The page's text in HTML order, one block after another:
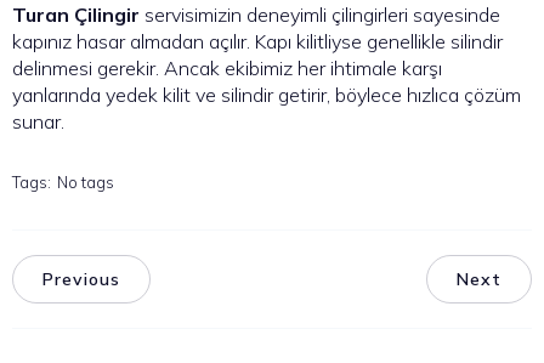
Turan Çilingir servisimizin deneyimli çilingirleri sayesinde
kapınız hasar almadan açılır. Kapı kilitliyse genellikle silindir
delinmesi gerekir. Ancak ekibimiz her ihtimale karşı
yanlarında yedek kilit ve silindir getirir, böylece hızlıca çözüm
sunar.
Tags: No tags
Previous Next